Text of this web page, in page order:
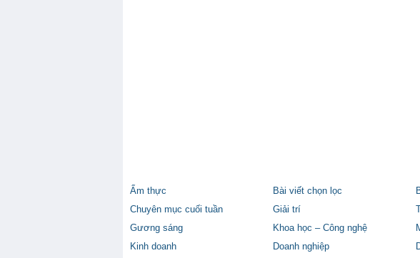
Ẩm thực Bài viết chọn lọc
Chuyên mục cuối tuần
Giải trí
Gương sáng
Khoa học – Công nghệ
Kinh doanh
Doanh nghiệp